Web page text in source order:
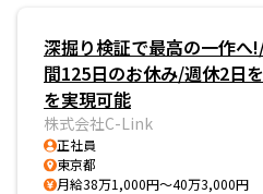
深掘り検証で最高の一作
間125日のお休み/週休2日
を実現可能
株式会社C-Link
正社員
東京都
月給38万1,000円～40万3,000円